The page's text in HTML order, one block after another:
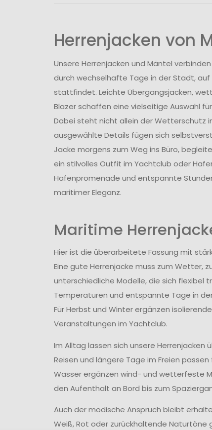
Herrenjacken von
Unsere Herrenjacken und Mäntel
durch wechselhafte Tage in der Stadt, auf
stattfindet. Leichte Übergangsjacken,
Blazer schaffen eine vielseitige Auswahl
Dabei steht nicht allein der Wetterschutz
ausgewählte Details fügen sich
Jacke morgens zum Weg ins Büro,
ein stilvolles Outfit im Yachtclub oder
Hafenpromenade und entspannte
maritimer Eleganz.
Maritime
Hier ist die überarbeitete Fassung mit
Eine gute Herrenjacke muss zum Wetter,
unterschiedliche Modelle, die sich flexibel
Temperaturen und entspannte Tage in
Für Herbst und Winter ergänzen
Veranstaltungen im Yachtclub.
Im Alltag lassen sich unsere Herrenjacken
Reisen und längere Tage im Freien
Wasser ergänzen wind- und wetterfeste
den Aufenthalt an Bord bis zum
Auch der modische Anspruch bleibt
Weiß, Rot oder zurückhaltende Naturtöne